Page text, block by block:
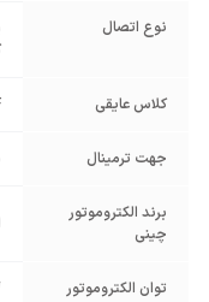
نوع اتصال
کلاس عایقی
جهت ترمینال
برند الکتروموتور
چینی
توان الکتروموتور